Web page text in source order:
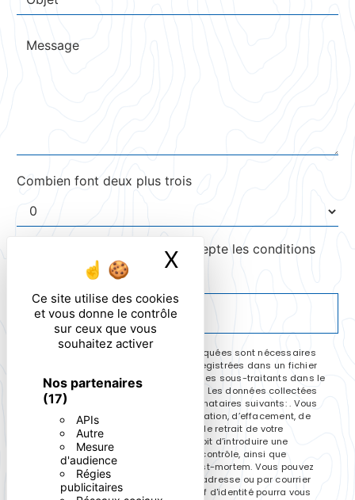
Ce site utilise des cookies
et vous donne le contrôle
sur ceux que vous
souhaitez activer
Nos partenaires
(17)
APIs
Autre
Mesure
d'audience
Régies
publicitaires
X Masquer le
Combien font deux plus trois
En cochant cette case, j'accepte les conditions
particulières ci-dessous **
ENVOYER
** Les données personnelles communiquées sont nécessaires
aux fins de vous contacter et sont enregistrées dans un fichier
informatisé. Elles sont destinées à et ses sous-traitants dans le
seul but de répondre à votre message. Les données collectées
seront communiquées aux seuls destinataires suivants: . Vous
disposez de droits d’accès, de rectification, d’effacement, de
portabilité, de limitation, d’opposition, de retrait de votre
consentement à tout moment et du droit d’introduire une
réclamation auprès d’une autorité de contrôle, ainsi que
d’organiser le sort de vos données post-mortem. Vous pouvez
exercer ces droits par voie postale à l'adresse ou par courrier
électronique à l'adresse . Un justificatif d'identité pourra vous